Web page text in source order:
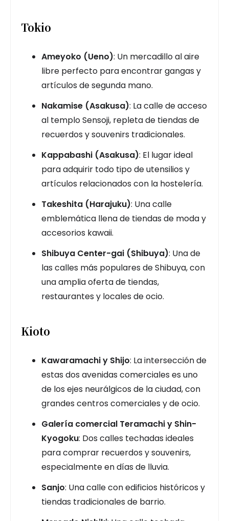
Tokio
Ameyoko (Ueno): Un mercadillo al aire
libre perfecto para encontrar gangas y
artículos de segunda mano.
Nakamise (Asakusa): La calle de acceso
al templo Sensoji, repleta de tiendas de
recuerdos y souvenirs tradicionales.
Kappabashi (Asakusa): El lugar ideal
para adquirir todo tipo de utensilios y
artículos relacionados con la hostelería.
Takeshita (Harajuku): Una calle
emblemática llena de tiendas de moda y
accesorios kawaii.
Shibuya Center-gai (Shibuya): Una de
las calles más populares de Shibuya, con
una amplia oferta de tiendas,
restaurantes y locales de ocio.
Kioto
Kawaramachi y Shijo: La intersección de
estas dos avenidas comerciales es uno
de los ejes neurálgicos de la ciudad, con
grandes centros comerciales y de ocio.
Galería comercial Teramachi y Shin-
Kyogoku: Dos calles techadas ideales
para comprar recuerdos y souvenirs,
especialmente en días de lluvia.
Sanjo: Una calle con edificios históricos y
tiendas tradicionales de barrio.